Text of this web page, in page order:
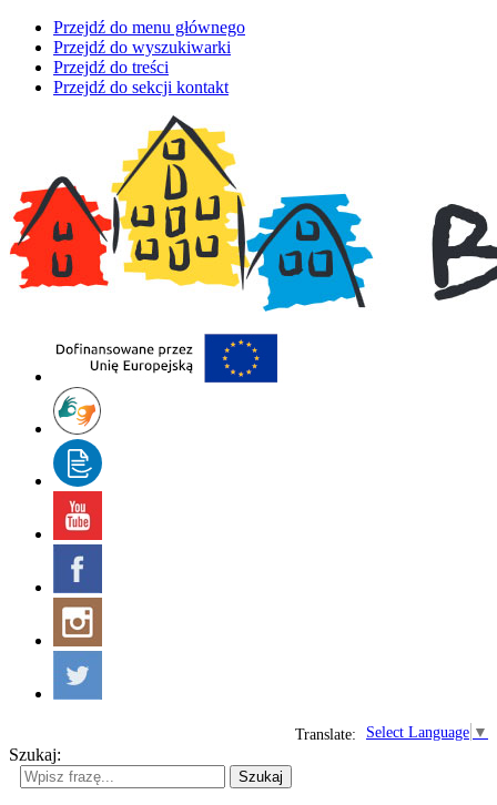
Przejdź do menu głównego
Przejdź do wyszukiwarki
Przejdź do treści
Przejdź do sekcji kontakt
Select Language ▼
Translate:
Szukaj:
Szukaj